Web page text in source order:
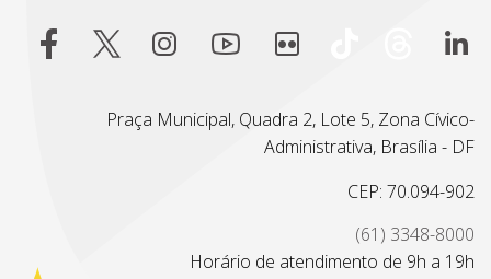
Praça Municipal, Quadra 2, Lote 5, Zona Cívico-
Administrativa, Brasília - DF
CEP: 70.094-902
(61) 3348-8000
Horário de atendimento de 9h a 19h